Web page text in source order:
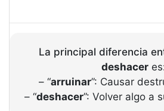
La principal diferencia
deshacer
– “arruinar”: Causar
– “deshacer”: Volver algo a